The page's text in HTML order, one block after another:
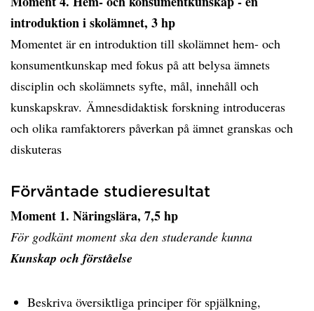
introduktion i skolämnet, 3 hp
Momentet är en introduktion till skolämnet hem- och
konsumentkunskap med fokus på att belysa ämnets
disciplin och skolämnets syfte, mål, innehåll och
kunskapskrav. Ämnesdidaktisk forskning introduceras
och olika ramfaktorers påverkan på ämnet granskas och
diskuteras
Förväntade studieresultat
Moment 1. Näringslära, 7,5 hp
För godkänt moment ska den studerande kunna
Kunskap och förståelse
Beskriva översiktliga principer för spjälkning,